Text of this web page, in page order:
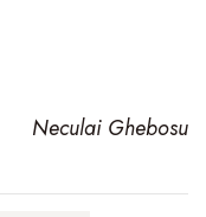
Neculai Ghebosu